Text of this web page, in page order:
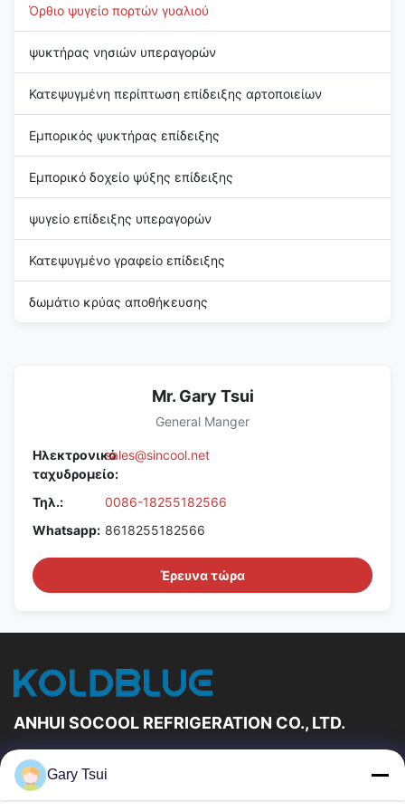
Όρθιο ψυγείο πορτών γυαλιού
ψυκτήρας νησιών υπεραγορών
Κατεψυγμένη περίπτωση επίδειξης αρτοποιείων
Εμπορικός ψυκτήρας επίδειξης
Εμπορικό δοχείο ψύξης επίδειξης
ψυγείο επίδειξης υπεραγορών
Κατεψυγμένο γραφείο επίδειξης
δωμάτιο κρύας αποθήκευσης
Mr. Gary Tsui
General Manger
Ηλεκτρονικό
ταχυδρομείο:
sales@sincool.net
Τηλ.:
0086-18255182566
Whatsapp: 8618255182566
Έρευνα τώρα
ANHUI SOCOOL REFRIGERATION CO., LTD.
Γρήγορες Συνδέσεις
Σπίτι
Gary Tsui